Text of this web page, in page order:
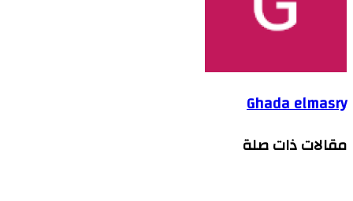
Ghada elmasry
مقالات ذات صلة